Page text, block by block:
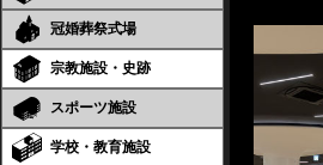
冠婚葬祭式場
宗教施設・史跡
スポーツ施設
学校・教育施設